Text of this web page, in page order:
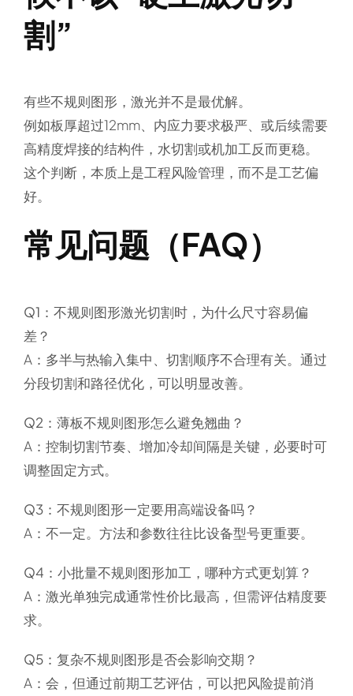
割”
有些不规则图形，激光并不是最优解。
例如板厚超过12mm、内应力要求极严、或后续需要
高精度焊接的结构件，水切割或机加工反而更稳。
这个判断，本质上是工程风险管理，而不是工艺偏
好。
常见问题（FAQ）
Q1：不规则图形激光切割时，为什么尺寸容易偏
差？
A：多半与热输入集中、切割顺序不合理有关。通过
分段切割和路径优化，可以明显改善。
Q2：薄板不规则图形怎么避免翘曲？
A：控制切割节奏、增加冷却间隔是关键，必要时可
调整固定方式。
Q3：不规则图形一定要用高端设备吗？
A：不一定。方法和参数往往比设备型号更重要。
Q4：小批量不规则图形加工，哪种方式更划算？
A：激光单独完成通常性价比最高，但需评估精度要
求。
Q5：复杂不规则图形是否会影响交期？
A：会，但通过前期工艺评估，可以把风险提前消